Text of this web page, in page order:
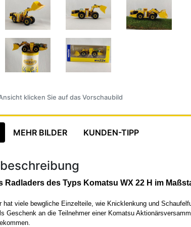
klicken Sie auf das Vorschaubild
MEHR BILDER KUNDEN-TIPP
Radladers des Typs Komatsu WX 22 H im
hat viele bewgliche Einzelteile, wie Knicklenkung und
Geschenk an die Teilnehmer einer Komatsu